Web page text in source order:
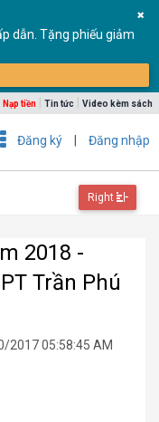
dẫn. Tặng phiếu giảm
Nạp tiền Tin tức Video kèm sách
Đăng ký Đăng nhập
Right
2018 -
Trần Phú
2017 05:58:45 AM